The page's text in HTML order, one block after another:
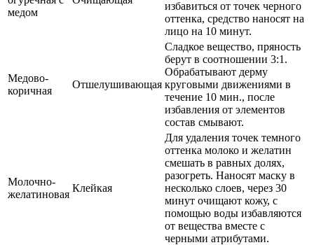
медом
избавиться от точек черного
оттенка, средство наносят на
лицо на 10 минут.
Медово-
коричная
Отшелушивающая
Сладкое вещество, пряность
берут в соотношении 3:1.
Обрабатывают дерму
круговыми движениями в
течение 10 мин., после
избавления от элементов
состав смывают.
Молочно-
желатиновая
Клейкая
Для удаления точек темного
оттенка молоко и желатин
смешать в равных долях,
разогреть. Наносят маску в
несколько слоев, через 30
минут очищают кожу, с
помощью воды избавляются
от вещества вместе с
черными атрибутами.